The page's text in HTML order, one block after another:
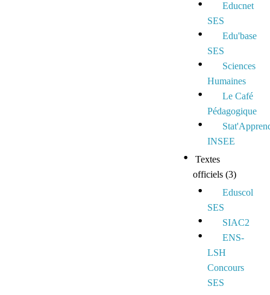
Educnet
SES
Edu'base
SES
Sciences
Humaines
Le Café
Pédagogique
INSEE
Textes
officiels (3)
Eduscol
SES
SIAC2
ENS-
LSH
Concours
SES